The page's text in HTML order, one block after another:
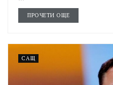
ПРОЧЕТИ ОЩЕ
САЩ